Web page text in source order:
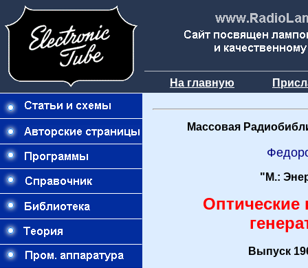
На главную
Массовая
"М.:
Оптические
Выпуск